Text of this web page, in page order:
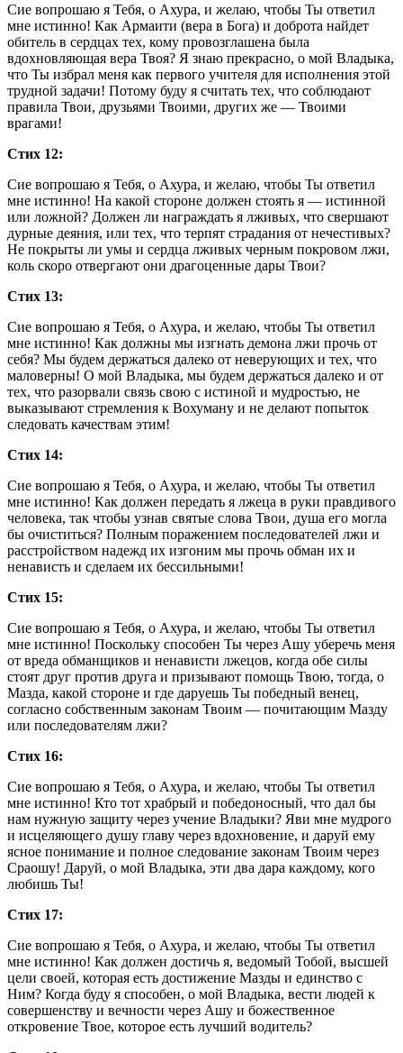
Сие вопрошаю я Тебя, о Ахура, и желаю, чтобы Ты ответил
мне истинно! Как Армаити (вера в Бога) и доброта найдет
обитель в сердцах тех, кому провозглашена была
вдохновляющая вера Твоя? Я знаю прекрасно, о мой Владыка,
что Ты избрал меня как первого учителя для исполнения этой
трудной задачи! Потому буду я считать тех, что соблюдают
правила Твои, друзьями Твоими, других же — Твоими
врагами!
Стих 12:
Сие вопрошаю я Тебя, о Ахура, и желаю, чтобы Ты ответил
мне истинно! На какой стороне должен стоять я — истинной
или ложной? Должен ли награждать я лживых, что свершают
дурные деяния, или тех, что терпят страдания от нечестивых?
Не покрыты ли умы и сердца лживых черным покровом лжи,
коль скоро отвергают они драгоценные дары Твои?
Стих 13:
Сие вопрошаю я Тебя, о Ахура, и желаю, чтобы Ты ответил
мне истинно! Как должны мы изгнать демона лжи прочь от
себя? Мы будем держаться далеко от неверующих и тех, что
маловерны! О мой Владыка, мы будем держаться далеко и от
тех, что разорвали связь свою с истиной и мудростью, не
выказывают стремления к Вохуману и не делают попыток
следовать качествам этим!
Стих 14:
Сие вопрошаю я Тебя, о Ахура, и желаю, чтобы Ты ответил
мне истинно! Как должен передать я лжеца в руки правдивого
человека, так чтобы узнав святые слова Твои, душа его могла
бы очиститься? Полным поражением последователей лжи и
расстройством надежд их изгоним мы прочь обман их и
ненависть и сделаем их бессильными!
Стих 15:
Сие вопрошаю я Тебя, о Ахура, и желаю, чтобы Ты ответил
мне истинно! Поскольку способен Ты через Ашу уберечь меня
от вреда обманщиков и ненависти лжецов, когда обе силы
стоят друг против друга и призывают помощь Твою, тогда, о
Мазда, какой стороне и где даруешь Ты победный венец,
согласно собственным законам Твоим — почитающим Мазду
или последователям лжи?
Стих 16:
Сие вопрошаю я Тебя, о Ахура, и желаю, чтобы Ты ответил
мне истинно! Кто тот храбрый и победоносный, что дал бы
нам нужную защиту через учение Владыки? Яви мне мудрого
и исцеляющего душу главу через вдохновение, и даруй ему
ясное понимание и полное следование законам Твоим через
Сраошу! Даруй, о мой Владыка, эти два дара каждому, кого
любишь Ты!
Стих 17:
Сие вопрошаю я Тебя, о Ахура, и желаю, чтобы Ты ответил
мне истинно! Как должен достичь я, ведомый Тобой, высшей
цели своей, которая есть достижение Мазды и единство с
Ним? Когда буду я способен, о мой Владыка, вести людей к
совершенству и вечности через Ашу и божественное
откровение Твое, которое есть лучший водитель?